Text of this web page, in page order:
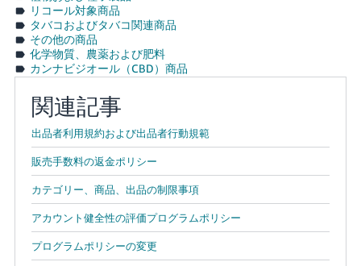
リコール対象商品
タバコおよびタバコ関連商品
その他の商品
化学物質、農薬および肥料
カンナビジオール（CBD）商品
関連記事
出品者利用規約および出品者行動規範
販売手数料の返金ポリシー
カテゴリー、商品、出品の制限事項
アカウント健全性の評価プログラムポリシー
プログラムポリシーの変更